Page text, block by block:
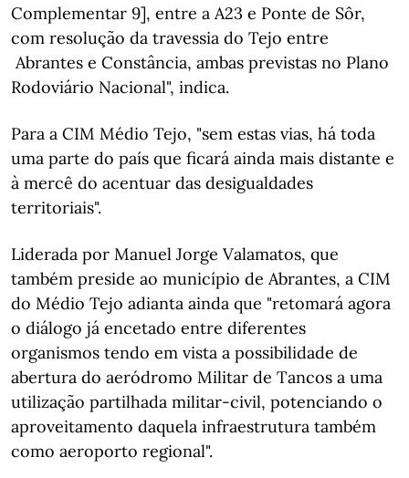
Complementar 9], entre a A23 e Ponte de Sôr,
com resolução da travessia do Tejo entre
Abrantes e Constância, ambas previstas no Plano
Rodoviário Nacional", indica.
Para a CIM Médio Tejo, "sem estas vias, há toda
uma parte do país que ficará ainda mais distante e
à mercê do acentuar das desigualdades
territoriais".
Liderada por Manuel Jorge Valamatos, que
também preside ao município de Abrantes, a CIM
do Médio Tejo adianta ainda que "retomará agora
o diálogo já encetado entre diferentes
organismos tendo em vista a possibilidade de
abertura do aeródromo Militar de Tancos a uma
utilização partilhada militar-civil, potenciando o
aproveitamento daquela infraestrutura também
como aeroporto regional".